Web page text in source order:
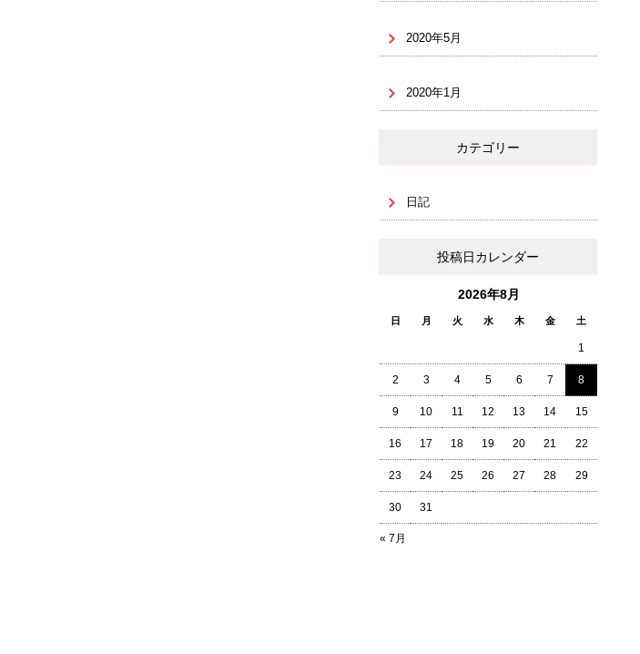
2020年5月
2020年1月
カテゴリー
日記
投稿日カレンダー
2026年8月
日 月 火 水 木 金 土
« 7月
1
2 3 4 5 6 7 8
9 10 11 12 13 14 15
16 17 18 19 20 21 22
23 24 25 26 27 28 29
30 31